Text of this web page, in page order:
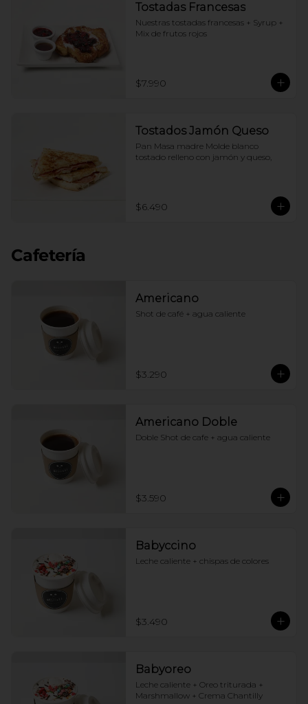
Tostadas Francesas
Nuestras tostadas francesas + Syrup +
Mix de frutos rojos
$7.990
Tostados Jamón Queso
Pan Masa madre Molde blanco
tostado relleno con jamón y queso,
$6.490
Cafetería
Americano
Shot de café + agua caliente
$3.290
Americano Doble
Doble Shot de cafe + agua caliente
$3.590
Babyccino
Leche caliente + chispas de colores
$3.490
Babyoreo
Leche caliente + Oreo triturada +
Marshmallow + Crema Chantilly